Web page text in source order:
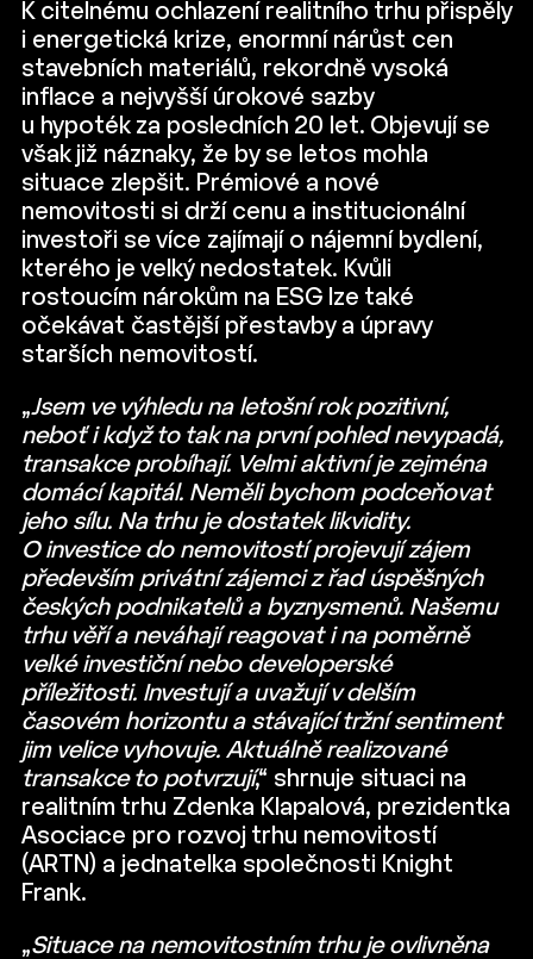
K citelnému ochlazení realitního trhu přispěly
i energetická krize, enormní nárůst cen
stavebních materiálů, rekordně vysoká
inflace a nejvyšší úrokové sazby
u hypoték za posledních 20 let. Objevují se
však již náznaky, že by se letos mohla
situace zlepšit. Prémiové a nové
nemovitosti si drží cenu a institucionální
investoři se více zajímají o nájemní bydlení,
kterého je velký nedostatek. Kvůli
rostoucím nárokům na ESG lze také
očekávat častější přestavby a úpravy
starších nemovitostí.
„Jsem ve výhledu na letošní rok pozitivní,
neboť i když to tak na první pohled nevypadá,
transakce probíhají. Velmi aktivní je zejména
domácí kapitál. Neměli bychom podceňovat
jeho sílu. Na trhu je dostatek likvidity.
O investice do nemovitostí projevují zájem
především privátní zájemci z řad úspěšných
českých podnikatelů a byznysmenů. Našemu
trhu věří a neváhají reagovat i na poměrně
velké investiční nebo developerské
příležitosti. Investují a uvažují v delším
časovém horizontu a stávající tržní sentiment
jim velice vyhovuje. Aktuálně realizované
transakce to potvrzují,“ shrnuje situaci na
realitním trhu Zdenka Klapalová, prezidentka
Asociace pro rozvoj trhu nemovitostí
(ARTN) a jednatelka společnosti Knight
Frank.
„Situace na nemovitostním trhu je ovlivněna